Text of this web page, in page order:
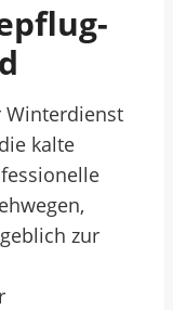
Winterdienst
kalte
zur